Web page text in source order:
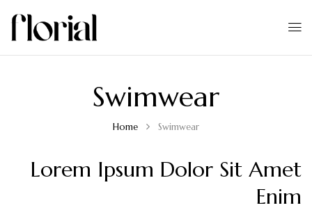
Swimwear
Home Swimwear
Lorem Ipsum Dolor Sit Amet
Enim